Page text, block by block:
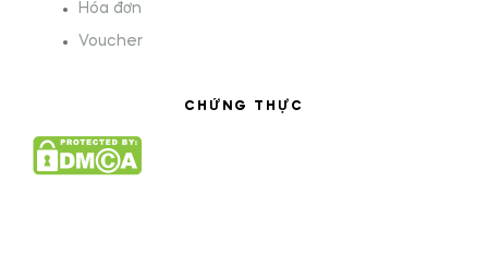
Hóa đơn
Voucher
CHỨNG THỰC